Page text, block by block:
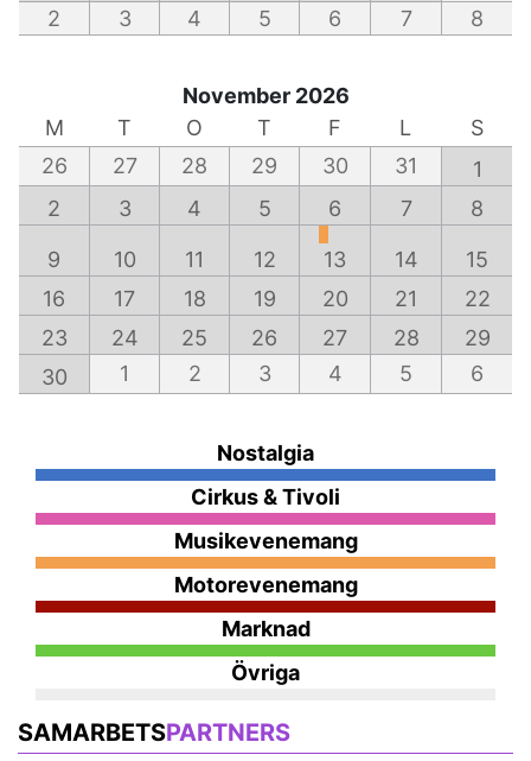
2
3 4 5 6 7 8
November 2026
M
T O T F L
S
26
27 28 29 30 31
1
2
3 4 5 6 7 8
9 10 11 12 13 14
15
16
17 18 19 20 21
22
23
24 25 26 27 28
29
30
1 2 3 4 5 6
Nostalgia
Cirkus & Tivoli
Musikevenemang
Motorevenemang
Marknad
Övriga
SAMARBETSPARTNERS